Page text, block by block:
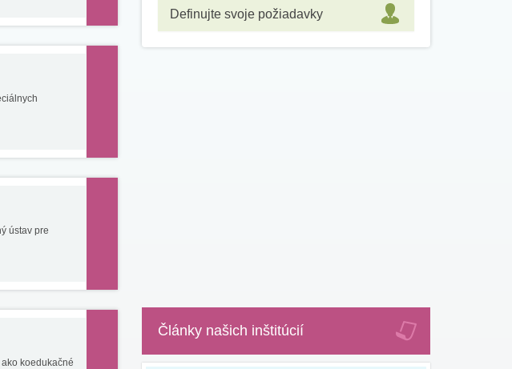
ústav pre
koedukačné
Definujte svoje požiadavky
Články našich inštitúcií